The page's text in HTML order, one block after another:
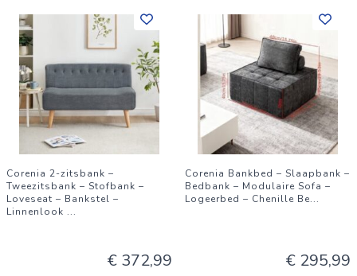
Corenia 2-zitsbank –
Tweezitsbank – Stofbank –
Loveseat – Bankstel –
Linnenlook ...
€ 372,99
Corenia Bankbed – Slaapbank –
Bedbank – Modulaire Sofa –
Logeerbed – Chenille Be...
€ 295,99